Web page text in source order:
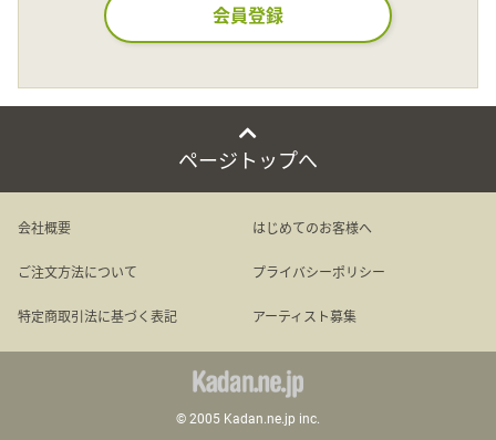
日本語
English
会員登録
ページトップへ
会社概要 はじめてのお客様へ
ご注文方法について プライバシーポリシー
特定商取引法に基づく表記 アーティスト募集
© 2005 Kadan.ne.jp inc.